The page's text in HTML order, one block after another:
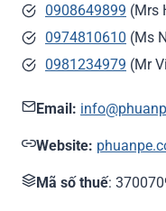
0908649899 (Mrs
0974810610 (Ms
0981234979 (Mr
Email:
Website:
Mã số thuế: